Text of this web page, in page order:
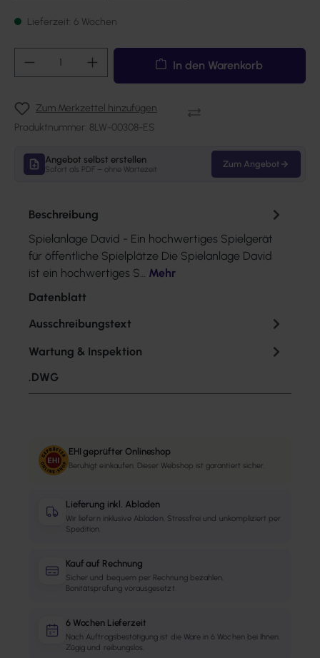
Lieferzeit: 6 Wochen
Produkt Anzahl: Gib den gewünschten
In den Warenkorb
Zum Merkzettel hinzufügen
Produktnummer: 8LW-00308-ES
Angebot selbst erstellen
Sofort als PDF – ohne Wartezeit Zum Angebot
Beschreibung
Spielanlage David - Ein hochwertiges Spielgerät
für öffentliche Spielplätze Die Spielanlage David
ist ein hochwertiges S… Mehr
Datenblatt
Ausschreibungstext
Wartung & Inspektion
.DWG
EHI geprüfter Onlineshop
Beruhigt einkaufen. Dieser Webshop ist garantiert sicher.
Lieferung inkl. Abladen
Wir liefern inklusive Abladen. Stressfrei und unkompliziert per
Spedition.
Kauf auf Rechnung
Sicher und bequem per Rechnung bezahlen,
Bonitätsprüfung vorausgesetzt.
6 Wochen Lieferzeit
Nach Auftragsbestätigung ist die Ware in 6 Wochen bei Ihnen.
Zügig und reibungslos.